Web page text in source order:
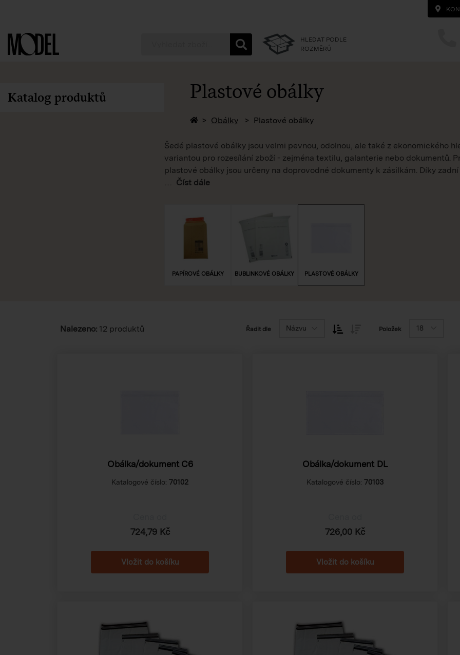
PackShop
HLEDAT PODLE
ROZMĚRŮ
Katalog produktů Plastové obálky
Zpět na homepage
Obálky Plastové obálky
Šedé plastové obálky jsou velmi pevnou, odolnou, ale také z ekonomického
variantou pro rozesílání zboží - zejména textilu, galanterie nebo dokumentů.
plastové obálky jsou určeny na doprovodné dokumenty k zásilkám. Díky
… Číst dále
PAPÍROVÉ OBÁLKY BUBLINKOVÉ OBÁLKY PLASTOVÉ OBÁLKY
Nalezeno: 12 produktů Řadit dle Názvu Položek 18
Obálka/dokument C6
Katalogové číslo: 70102
724,79 Kč
Obálka/dokument DL
Katalogové číslo: 70103
726,00 Kč